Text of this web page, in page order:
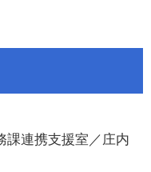
課連携支援室／庄内